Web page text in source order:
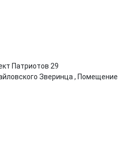
Патриотов 29
Зверинца , Помещение